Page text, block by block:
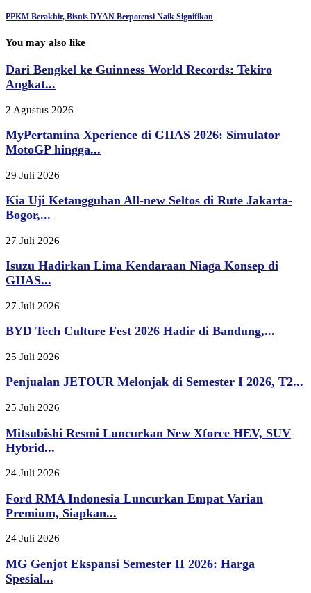
PPKM Berakhir, Bisnis DYAN Berpotensi Naik Signifikan
You may also like
Dari Bengkel ke Guinness World Records: Tekiro
Angkat...
2 Agustus 2026
MyPertamina Xperience di GIIAS 2026: Simulator
MotoGP hingga...
29 Juli 2026
Kia Uji Ketangguhan All-new Seltos di Rute Jakarta-
Bogor,...
27 Juli 2026
Isuzu Hadirkan Lima Kendaraan Niaga Konsep di
GIIAS...
27 Juli 2026
BYD Tech Culture Fest 2026 Hadir di Bandung,...
25 Juli 2026
Penjualan JETOUR Melonjak di Semester I 2026, T2...
25 Juli 2026
Mitsubishi Resmi Luncurkan New Xforce HEV, SUV
Hybrid...
24 Juli 2026
Ford RMA Indonesia Luncurkan Empat Varian
Premium, Siapkan...
24 Juli 2026
MG Genjot Ekspansi Semester II 2026: Harga
Spesial...